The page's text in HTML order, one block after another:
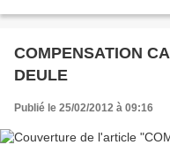
COMPENSATION
DEULE
Publié le 25/02/2012 à 09:16